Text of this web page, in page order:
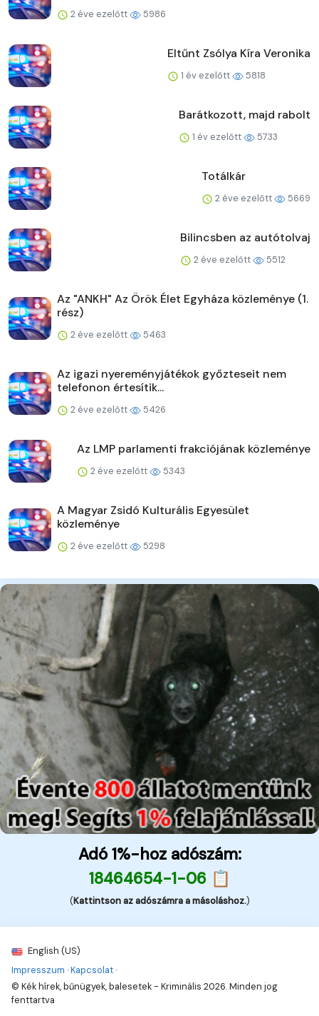
2 éve ezelőtt 5986
Eltűnt Zsólya Kíra Veronika
1 év ezelőtt 5818
Barátkozott, majd rabolt
1 év ezelőtt 5733
Totálkár
2 éve ezelőtt 5669
Bilincsben az autótolvaj
2 éve ezelőtt 5512
Az "ANKH" Az Örök Élet Egyháza közleménye (1.
rész)
2 éve ezelőtt 5463
Az igazi nyereményjátékok győzteseit nem
telefonon értesítik...
2 éve ezelőtt 5426
Az LMP parlamenti frakciójának közleménye
2 éve ezelőtt 5343
A Magyar Zsidó Kulturális Egyesület
közleménye
2 éve ezelőtt 5298
Adó 1%-hoz adószám:
18464654-1-06 📋
(Kattintson az adószámra a másoláshoz.)
English (US)
Impresszum ·Kapcsolat ·
© Kék hírek, bűnügyek, balesetek - Kriminális 2026. Minden jog
fenttartva